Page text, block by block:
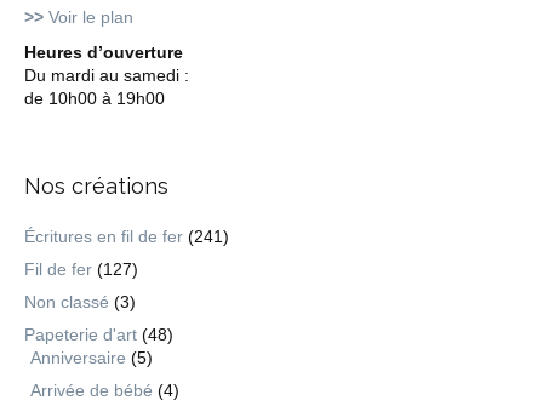
>> Voir le plan
Heures d’ouverture
Du mardi au samedi :
de 10h00 à 19h00
Nos créations
Écritures en fil de fer (241)
Fil de fer (127)
Non classé (3)
Papeterie d'art (48)
Anniversaire (5)
Arrivée de bébé (4)